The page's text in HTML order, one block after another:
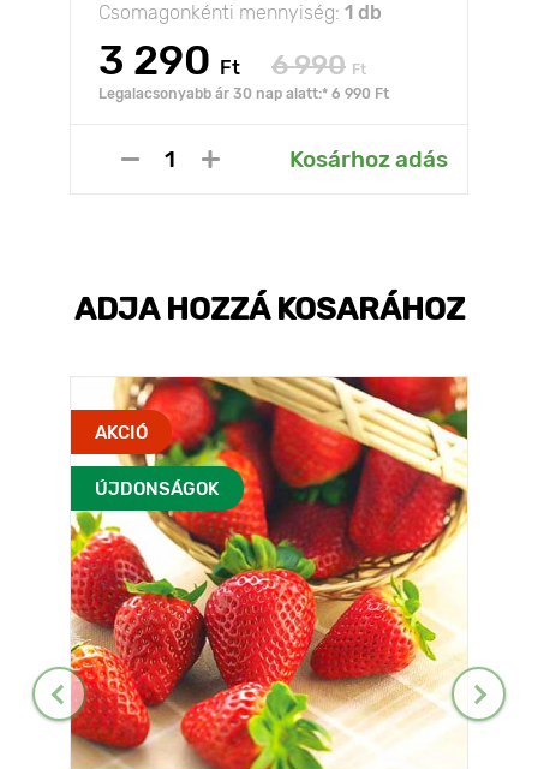
Csomagonkénti mennyiség: 1 db
3 290 Ft 6 990 Ft
Legalacsonyabb ár 30 nap alatt:* 6 990 Ft
Kosárhoz adás
ADJA HOZZÁ KOSARÁHOZ
AKCIÓ
ÚJDONSÁGOK